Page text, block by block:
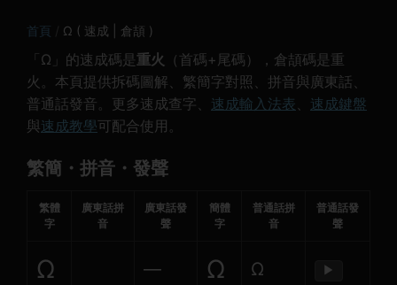
首頁 Ω ( 速成 | 倉頡 )
「Ω」的速成碼是 重火 （首碼+尾碼），倉頡碼是重
火。本頁提供拆碼圖解、繁簡字對照、拼音與廣東話、
普通話發音。更多速成查字、 速成輸入法表、 速成鍵盤
與速成教學可配合使用。
繁簡・拼音・發聲
繁體
字
廣東話拼
音
廣東話發
聲
簡體
字
普通話拼
音
普通話發
聲
Ω — Ω Ω ▶